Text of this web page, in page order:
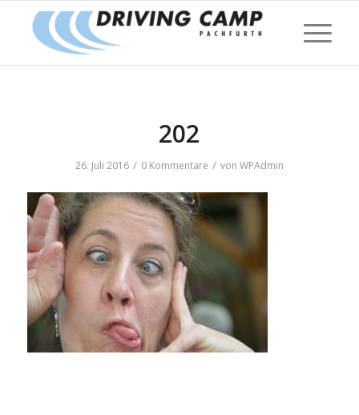
202
26. Juli 2016 / 0 Kommentare / von WPAdmin